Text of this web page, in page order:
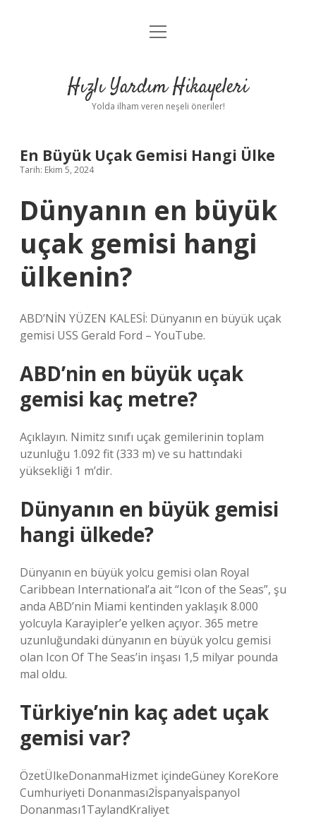
Anasayfa
Yasal Uyarı
menüyü
Hızlı Yardım Hikayeleri
Yolda ilham veren neşeli öneriler!
En Büyük Uçak Gemisi Hangi Ülke
Tarih: Ekim 5, 2024
Dünyanın en büyük
uçak gemisi hangi
ülkenin?
ABD’NİN YÜZEN KALESİ: Dünyanın en büyük uçak
gemisi USS Gerald Ford – YouTube.
ABD’nin en büyük uçak
gemisi kaç metre?
Açıklayın. Nimitz sınıfı uçak gemilerinin toplam
uzunluğu 1.092 fit (333 m) ve su hattındaki
yüksekliği 1 m’dir.
Dünyanın en büyük gemisi
hangi ülkede?
Dünyanın en büyük yolcu gemisi olan Royal
Caribbean International’a ait “Icon of the Seas”, şu
anda ABD’nin Miami kentinden yaklaşık 8.000
yolcuyla Karayipler’e yelken açıyor. 365 metre
uzunluğundaki dünyanın en büyük yolcu gemisi
olan Icon Of The Seas’in inşası 1,5 milyar pounda
mal oldu.
Türkiye’nin kaç adet uçak
gemisi var?
ÖzetÜlkeDonanmaHizmet içindeGüney KoreKore
Cumhuriyeti Donanması2İspanyaİspanyol
Donanması1TaylandKraliyet